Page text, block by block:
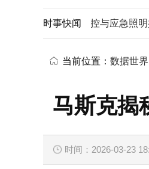
时事快闻
障：消防电源监控与应急照明共
当前位置： 数据世界
马斯克揭
时间：2026-03-23